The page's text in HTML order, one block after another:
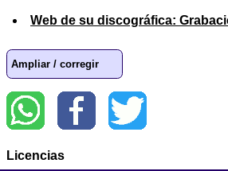
Web de su discográfica:
Ampliar / corregir
Licencias